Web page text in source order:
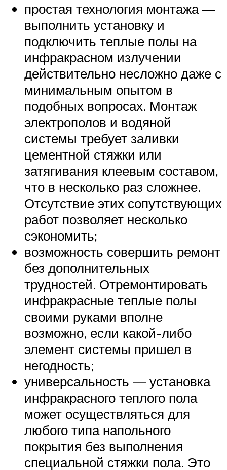
простая технология монтажа —
выполнить установку и
подключить теплые полы на
инфракрасном излучении
действительно несложно даже с
минимальным опытом в
подобных вопросах. Монтаж
электрополов и водяной
системы требует заливки
цементной стяжки или
затягивания клеевым составом,
что в несколько раз сложнее.
Отсутствие этих сопутствующих
работ позволяет несколько
сэкономить;
возможность совершить ремонт
без дополнительных
трудностей. Отремонтировать
инфракрасные теплые полы
своими руками вполне
возможно, если какой-либо
элемент системы пришел в
негодность;
универсальность — установка
инфракрасного теплого пола
может осуществляться для
любого типа напольного
покрытия без выполнения
специальной стяжки пола. Это